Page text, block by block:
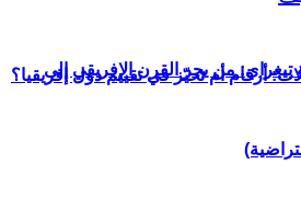
تيغراي: من يجر القرن الإفريقي إلى
أرقام أم تحيّز في تقييم دول إفريقيا؟